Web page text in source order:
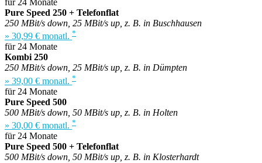
für 24 Monate
Pure Speed 250 + Telefonflat
250 MBit/s down, 25 MBit/s up, z. B. in Buschhausen
» 30,99 € monatl. *
für 24 Monate
Kombi 250
250 MBit/s down, 25 MBit/s up, z. B. in Dümpten
» 39,00 € monatl. *
für 24 Monate
Pure Speed 500
500 MBit/s down, 50 MBit/s up, z. B. in Holten
» 30,00 € monatl. *
für 24 Monate
Pure Speed 500 + Telefonflat
500 MBit/s down, 50 MBit/s up, z. B. in Klosterhardt